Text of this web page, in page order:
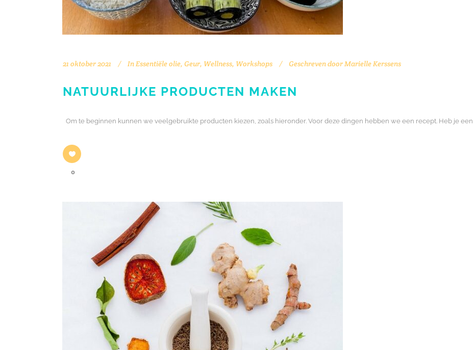
21 oktober 2021 InEssentiële olie, Geur, Wellness, Workshops Geschreven doorMarielle Kerssens
NATUURLIJKE PRODUCTEN MAKEN
Om te beginnen kunnen we veelgebruikte producten kiezen, zoals hieronder. Voor deze dingen hebben we een recept. Heb je een
0